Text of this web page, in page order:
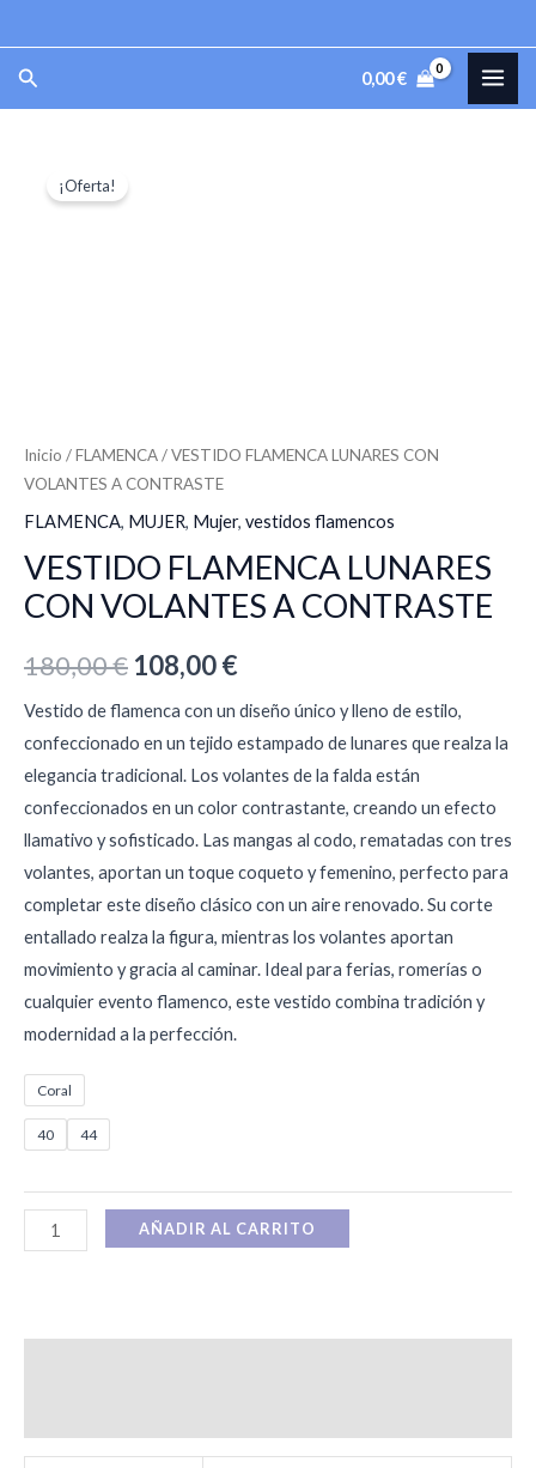
al
contenido
Buscar 0,00€
¡Oferta!
Inicio /FLAMENCA/ VESTIDO FLAMENCA LUNARES CON
VOLANTES A CONTRASTE
FLAMENCA, MUJER, Mujer, vestidos flamencos
VESTIDO FLAMENCA LUNARES
CON VOLANTES A CONTRASTE
180,00€ 108,00€
Vestido de flamenca con un diseño único y lleno de estilo,
confeccionado en un tejido estampado de lunares que realza la
elegancia tradicional. Los volantes de la falda están
confeccionados en un color contrastante, creando un efecto
llamativo y sofisticado. Las mangas al codo, rematadas con tres
volantes, aportan un toque coqueto y femenino, perfecto para
completar este diseño clásico con un aire renovado. Su corte
entallado realza la figura, mientras los volantes aportan
movimiento y gracia al caminar. Ideal para ferias, romerías o
cualquier evento flamenco, este vestido combina tradición y
modernidad a la perfección.
Coral
40 44
FLAMENCA
AÑADIR AL CARRITO